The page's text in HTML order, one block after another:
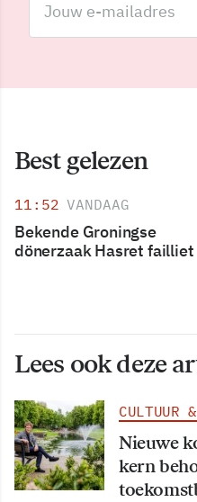
Best gelezen
11:52 VANDAAG
Bekende Groningse
dönerzaak Hasret failliet
Lees ook deze
CULTUUR
Nieuwe
kern